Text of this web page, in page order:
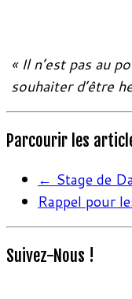
« Il n’est pas au
souhaiter d’être
Parcourir les
← Stage de
Rappel pour
Suivez-Nous !